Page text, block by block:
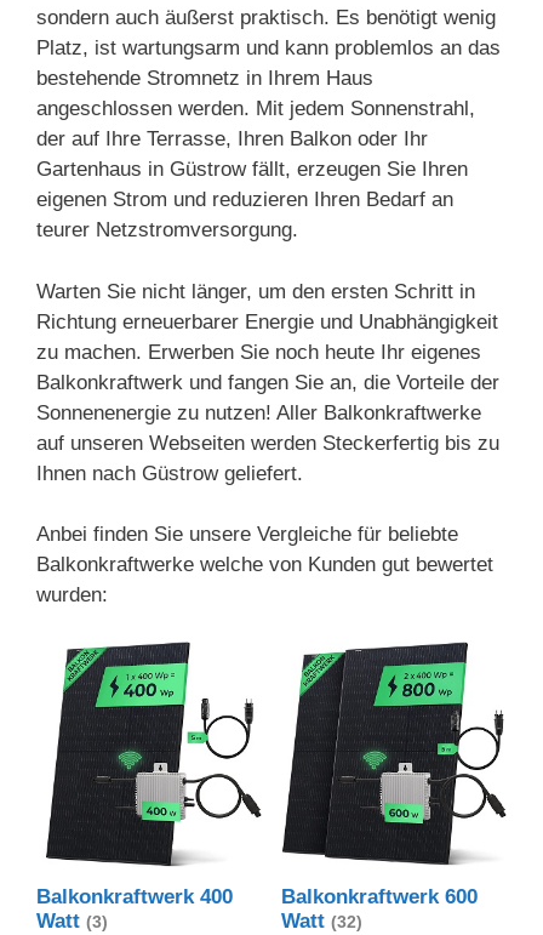
sondern auch äußerst praktisch. Es benötigt wenig
Platz, ist wartungsarm und kann problemlos an das
bestehende Stromnetz in Ihrem Haus
angeschlossen werden. Mit jedem Sonnenstrahl,
der auf Ihre Terrasse, Ihren Balkon oder Ihr
Gartenhaus in Güstrow fällt, erzeugen Sie Ihren
eigenen Strom und reduzieren Ihren Bedarf an
teurer Netzstromversorgung.
Warten Sie nicht länger, um den ersten Schritt in
Richtung erneuerbarer Energie und Unabhängigkeit
zu machen. Erwerben Sie noch heute Ihr eigenes
Balkonkraftwerk und fangen Sie an, die Vorteile der
Sonnenenergie zu nutzen! Aller Balkonkraftwerke
auf unseren Webseiten werden Steckerfertig bis zu
Ihnen nach Güstrow geliefert.
Anbei finden Sie unsere Vergleiche für beliebte
Balkonkraftwerke welche von Kunden gut bewertet
wurden:
Balkonkraftwerk 400
Watt (3)
Balkonkraftwerk 600
Watt (32)